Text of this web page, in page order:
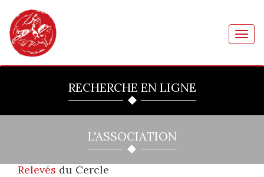
RECHERCHE EN LIGNE
L'ASSOCIATION
Relevés du Cercle